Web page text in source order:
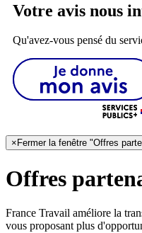
Votre avis nous
Qu'avez-vous pensé du
× Fermer la fenêtre "Offres
Offres
France Travail améliore la
vous proposant plus